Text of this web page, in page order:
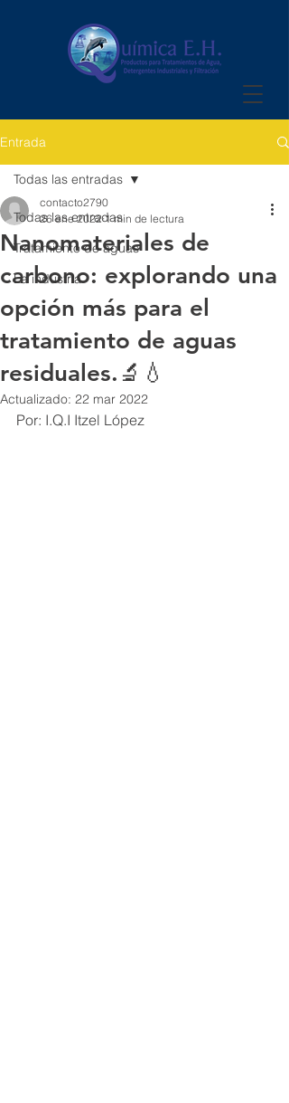
Entrada
Todas las entradas
Tratamiento de aguas
La industria
Todas las entradas
Nanomateriales de
carbono: explorando una
opción más para el
tratamiento de aguas
residuales.🔬💧
contacto2790
26 ene 2022 1 min de lectura
Actualizado: 22 mar 2022
Por: I.Q.I Itzel López